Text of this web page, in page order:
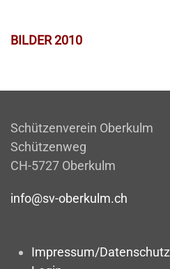
BILDER 2010
Schützenverein Oberkulm
Schützenweg
CH-5727 Oberkulm
info@sv-oberkulm.ch
Impressum/Datenschutz